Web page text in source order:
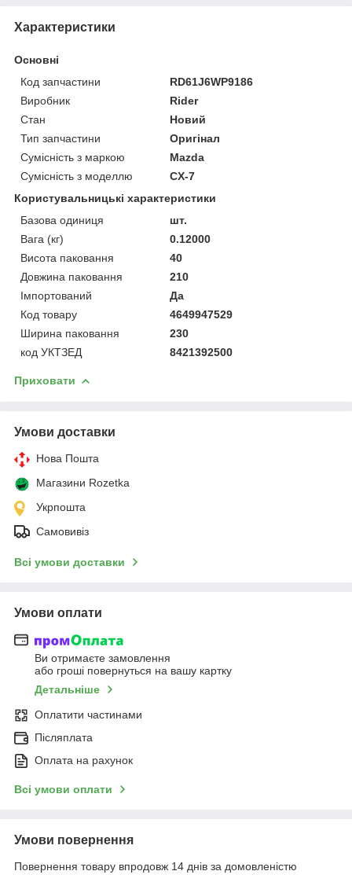
Характеристики
Основні
Код запчастини
RD61J6WP9186
Виробник
Rider
Стан
Новий
Тип запчастини
Оригінал
Сумісність з маркою
Mazda
Сумісність з моделлю
CX-7
Користувальницькі характеристики
Базова одиниця
шт.
Вага (кг)
0.12000
Висота паковання
40
Довжина паковання
210
Імпортований
Да
Код товару
4649947529
Ширина паковання
230
код УКТЗЕД
8421392500
Приховати
Умови доставки
Нова Пошта
Магазини Rozetka
Укрпошта
Самовивіз
Всі умови доставки
Умови оплати
Ви отримаєте замовлення
або гроші повернуться на вашу картку
Детальніше
Оплатити частинами
Післяплата
Оплата на рахунок
Всі умови оплати
Умови повернення
Повернення товару впродовж 14 днів за домовленістю